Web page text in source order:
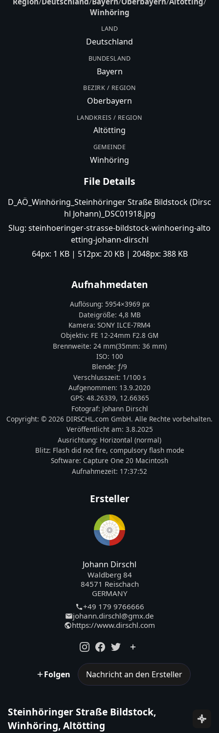
Winhöring
LAND
Deutschland
BUNDESLAND
Bayern
BEZIRK / REGION
Oberbayern
LANDKREIS / REGION
Altötting
GEMEINDE
Winhöring
File Details
D_AÖ_Winhöring_Steinhöringer Straße Bildstock (Dirsc
hl Johann)_DSC01918.jpg
Slug: steinhoeringer-strasse-bildstock-winhoering-alto
etting-johann-dirschl
64px: 1 KB| 512px: 20 KB| 2048px: 388 KB
Aufnahmedaten
Auflösung: 5954×3969 px
Dateigröße: 4,8 MB
Kamera: SONY ILCE-7RM4
Objektiv: FE 12-24mm F2.8 GM
Brennweite: 24mm(35mm: 36 mm)
ISO: 100
Blende: ƒ/9
Verschlusszeit: 1/100 s
Aufgenommen: 13.9.2020
GPS: 48.26339, 12.66365
Fotograf: Johann Dirschl
Copyright: © 2026 DIRSCHL.com GmbH. Alle Rechte vorbehalten.
Veröffentlicht am: 3.8.2025
Ausrichtung: Horizontal (normal)
Blitz: Flash did not fire, compulsory flash mode
Software: Capture One 20 Macintosh
Aufnahmezeit: 17:37:52
Ersteller
Johann Dirschl
Waldberg 84
84571 Reischach
GERMANY
+49 179 9766666
johann.dirschl@gmx.de
https://www.dirschl.com
Folgen Nachricht an den Ersteller
Steinhöringer Straße Bildstock,
Winhöring, Altötting